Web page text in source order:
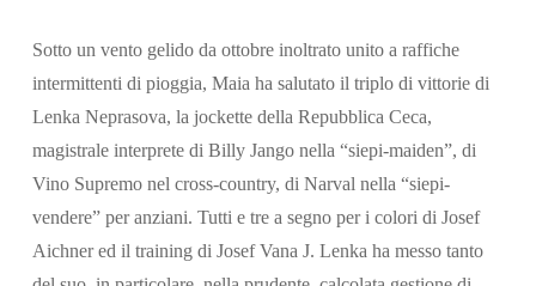
Cerca
Sotto un vento gelido da ottobre inoltrato unito a raffiche
intermittenti di pioggia, Maia ha salutato il triplo di vittorie di
Lenka Neprasova, la jockette della Repubblica Ceca,
magistrale interprete di Billy Jango nella “siepi-maiden”, di
Vino Supremo nel cross-country, di Narval nella “siepi-
vendere” per anziani. Tutti e tre a segno per i colori di Josef
Aichner ed il training di Josef Vana J. Lenka ha messo tanto